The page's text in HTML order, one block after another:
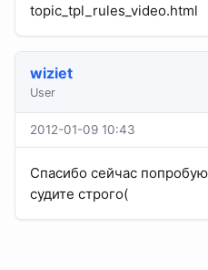
topic_tpl_rules_video.html
wiziet
User
2012-01-09 10:43
Спасибо сейчас
судите строго(